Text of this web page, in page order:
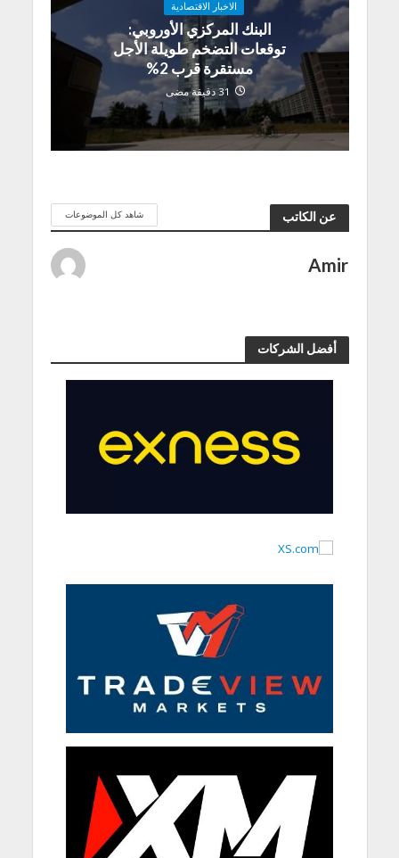
الاخبار الاقتصادية
البنك المركزي الأوروبي:
توقعات التضخم طويلة الأجل
مستقرة قرب 2%
31 دقيقة مضى
عن الكاتب شاهد كل الموضوعات
Amir
أفضل الشركات